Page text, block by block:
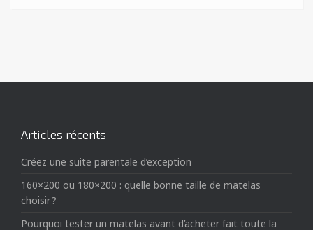
Articles récents
Créez une suite parentale d’exception
160×200 ou 180×200 : quelle bonne taille de matelas
choisir ?
Pourquoi tester un matelas avant d’acheter fait toute la